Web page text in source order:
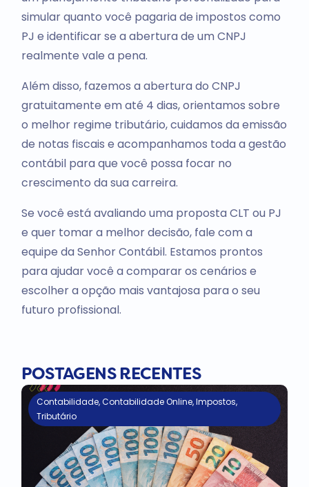
simular quanto você pagaria de impostos como
PJ e identificar se a abertura de um CNPJ
realmente vale a pena.
Além disso, fazemos a abertura do CNPJ
gratuitamente em até 4 dias, orientamos sobre
o melhor regime tributário, cuidamos da emissão
de notas fiscais e acompanhamos toda a gestão
contábil para que você possa focar no
crescimento da sua carreira.
Se você está avaliando uma proposta CLT ou PJ
e quer tomar a melhor decisão, fale com a
equipe da Senhor Contábil. Estamos prontos
para ajudar você a comparar os cenários e
escolher a opção mais vantajosa para o seu
futuro profissional.
POSTAGENS RECENTES
Contabilidade,Contabilidade Online,Impostos,
Tributário